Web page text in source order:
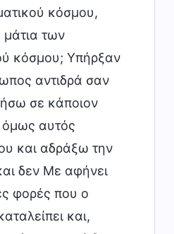
κόσμου,
μάτια των
κόσμου; Υπήρξαν
αντιδρά σαν
σε κάποιον
αυτός
και αδράξω την
δεν Με αφήνει
φορές που ο
και,